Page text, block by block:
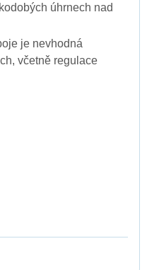
úhrnech nad
je nevhodná
včetně regulace